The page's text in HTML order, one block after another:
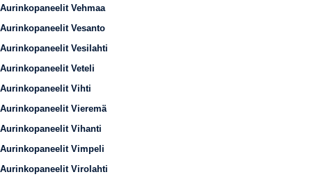
Aurinkopaneelit Vehmaa
Aurinkopaneelit Vesanto
Aurinkopaneelit Vesilahti
Aurinkopaneelit Veteli
Aurinkopaneelit Vihti
Aurinkopaneelit Vieremä
Aurinkopaneelit Vihanti
Aurinkopaneelit Vimpeli
Aurinkopaneelit Virolahti